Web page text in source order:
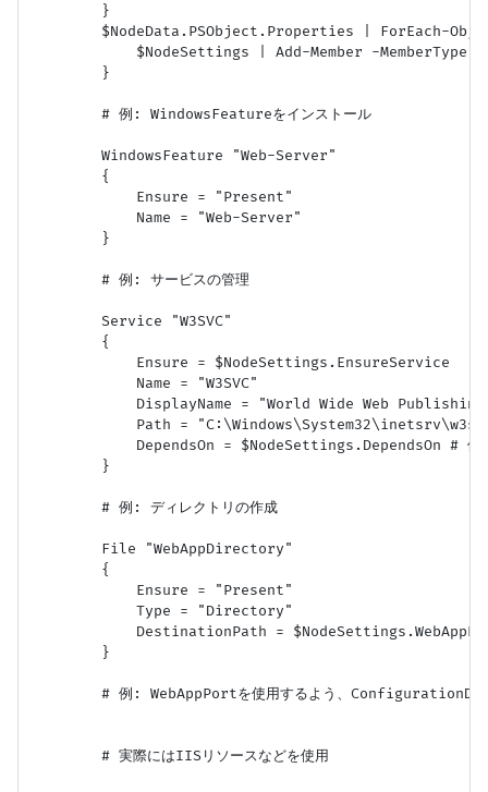
        }
$NodeData.PSObject.Properties | ForEach-
$NodeSettings | Add-Member -MemberType
        }
        # 例: WindowsFeatureをインストール
        WindowsFeature "Web-Server"
        {
            Ensure = "Present"
            Name = "Web-Server"
        }
        # 例: サービスの管理
        Service "W3SVC"
        {
            Ensure = $NodeSettings.EnsureService
            Name = "W3SVC"
DisplayName = "World Wide Web
Path =
DependsOn = $NodeSettings.DependsOn # 依
        }
        # 例: ディレクトリの作成
        File "WebAppDirectory"
        {
            Ensure = "Present"
            Type = "Directory"
DestinationPath =
        }
# 例: WebAppPortを使用するよう、
        # 実際にはIISリソースなどを使用